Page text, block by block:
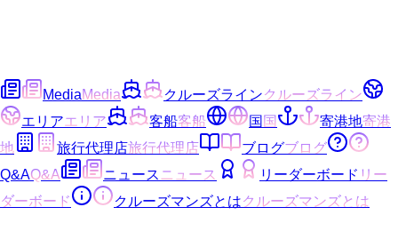
MediaMedia クルーズラインクルーズライン
エリアエリア 客船客船 国国 寄港地寄港
地
旅行代理店旅行代理店 ブログブログ
Q&AQ&A ニュース ニュース リーダーボード リー
ダーボード
クルーズマンズとはクルーズマンズとは